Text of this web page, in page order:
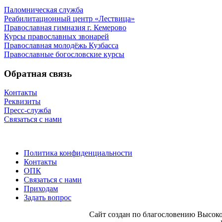
Паломническая служба
Реабилитационный центр «Лествица»
Православная гимназия г. Кемерово
Курсы православных звонарей
Православная молодёжь Кузбасса
Православные богословские курсы
Обратная связь
Контакты
Реквизиты
Пресс-служба
Связаться с нами
Политика конфиденциальности
Контакты
ОПК
Связаться с нами
Приходам
Задать вопрос
Сайт со­здан по бла­го­сло­ве­нию